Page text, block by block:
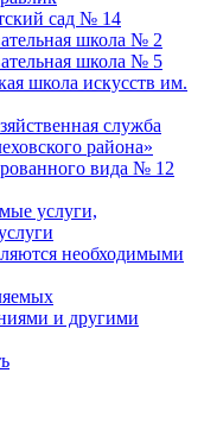
сад № 14
школа № 2
школа № 5
школа искусств им.
служба
района»
вида № 12
услуги,
необходимыми
и другими